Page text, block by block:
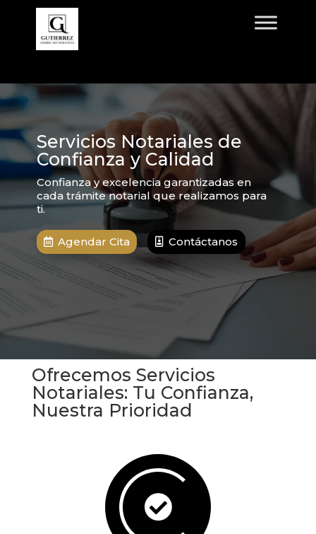
Servicios Notariales de
Confianza y Calidad
Confianza y excelencia garantizadas en
cada trámite notarial que realizamos para
ti.
Agendar Cita Contáctanos
Ofrecemos Servicios
Notariales: Tu Confianza,
Nuestra Prioridad
